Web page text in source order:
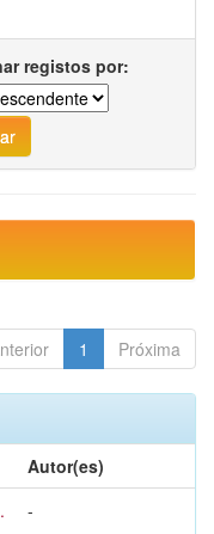
registos por:
1 Próxima
Autor(es)
-